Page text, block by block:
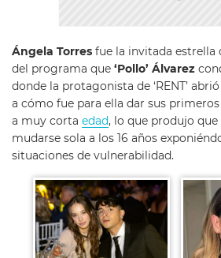
Ángela Torres fue la invitada estrella
del programa que ‘Pollo’ Álvarez
donde la protagonista de ‘RENT’ abrió
a cómo fue para ella dar sus
a muy corta edad, lo que produjo
mudarse sola a los 16 años
situaciones de vulnerabilidad.